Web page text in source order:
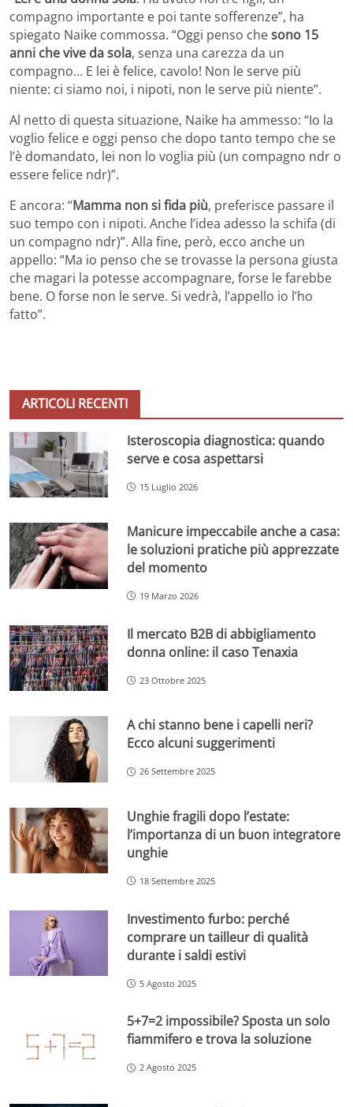
compagno importante e poi tante sofferenze”, ha
spiegato Naike commossa. “Oggi penso chesono 15
anni che vive da sola, senza una carezza da un
compagno… E lei è felice, cavolo! Non le serve più
niente: ci siamo noi, i nipoti, non le serve più niente”.
Al netto di questa situazione, Naike ha ammesso: “Io la
voglio felice e oggi penso che dopo tanto tempo che se
l’è domandato, lei non lo voglia più (un compagno ndr o
essere felice ndr)”.
E ancora: “Mamma non si fida più, preferisce passare il
suo tempo con i nipoti. Anche l’idea adesso la schifa (di
un compagno ndr)”. Alla fine, però, ecco anche un
appello: “Ma io penso che se trovasse la persona giusta
che magari la potesse accompagnare, forse le farebbe
bene. O forse non le serve. Si vedrà, l’appello io l’ho
fatto”.
ARTICOLI RECENTI
Isteroscopia diagnostica: quando
serve e cosa aspettarsi
15 Luglio 2026
Manicure impeccabile anche a casa:
le soluzioni pratiche più apprezzate
del momento
19 Marzo 2026
Il mercato B2B di abbigliamento
donna online: il caso Tenaxia
23 Ottobre 2025
A chi stanno bene i capelli neri?
Ecco alcuni suggerimenti
26 Settembre 2025
Unghie fragili dopo l’estate:
l’importanza di un buon integratore
unghie
18 Settembre 2025
Investimento furbo: perché
comprare un tailleur di qualità
durante i saldi estivi
5 Agosto 2025
5+7=2 impossibile? Sposta un solo
fiammifero e trova la soluzione
2 Agosto 2025